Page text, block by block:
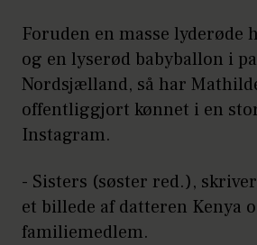
Foruden en masse lyderøde
og en lyserød babyballon i
Nordsjælland, så har
offentliggjort kønnet i en
Instagram.
- Sisters (søster red.),
et billede af datteren Kenya
familiemedlem.